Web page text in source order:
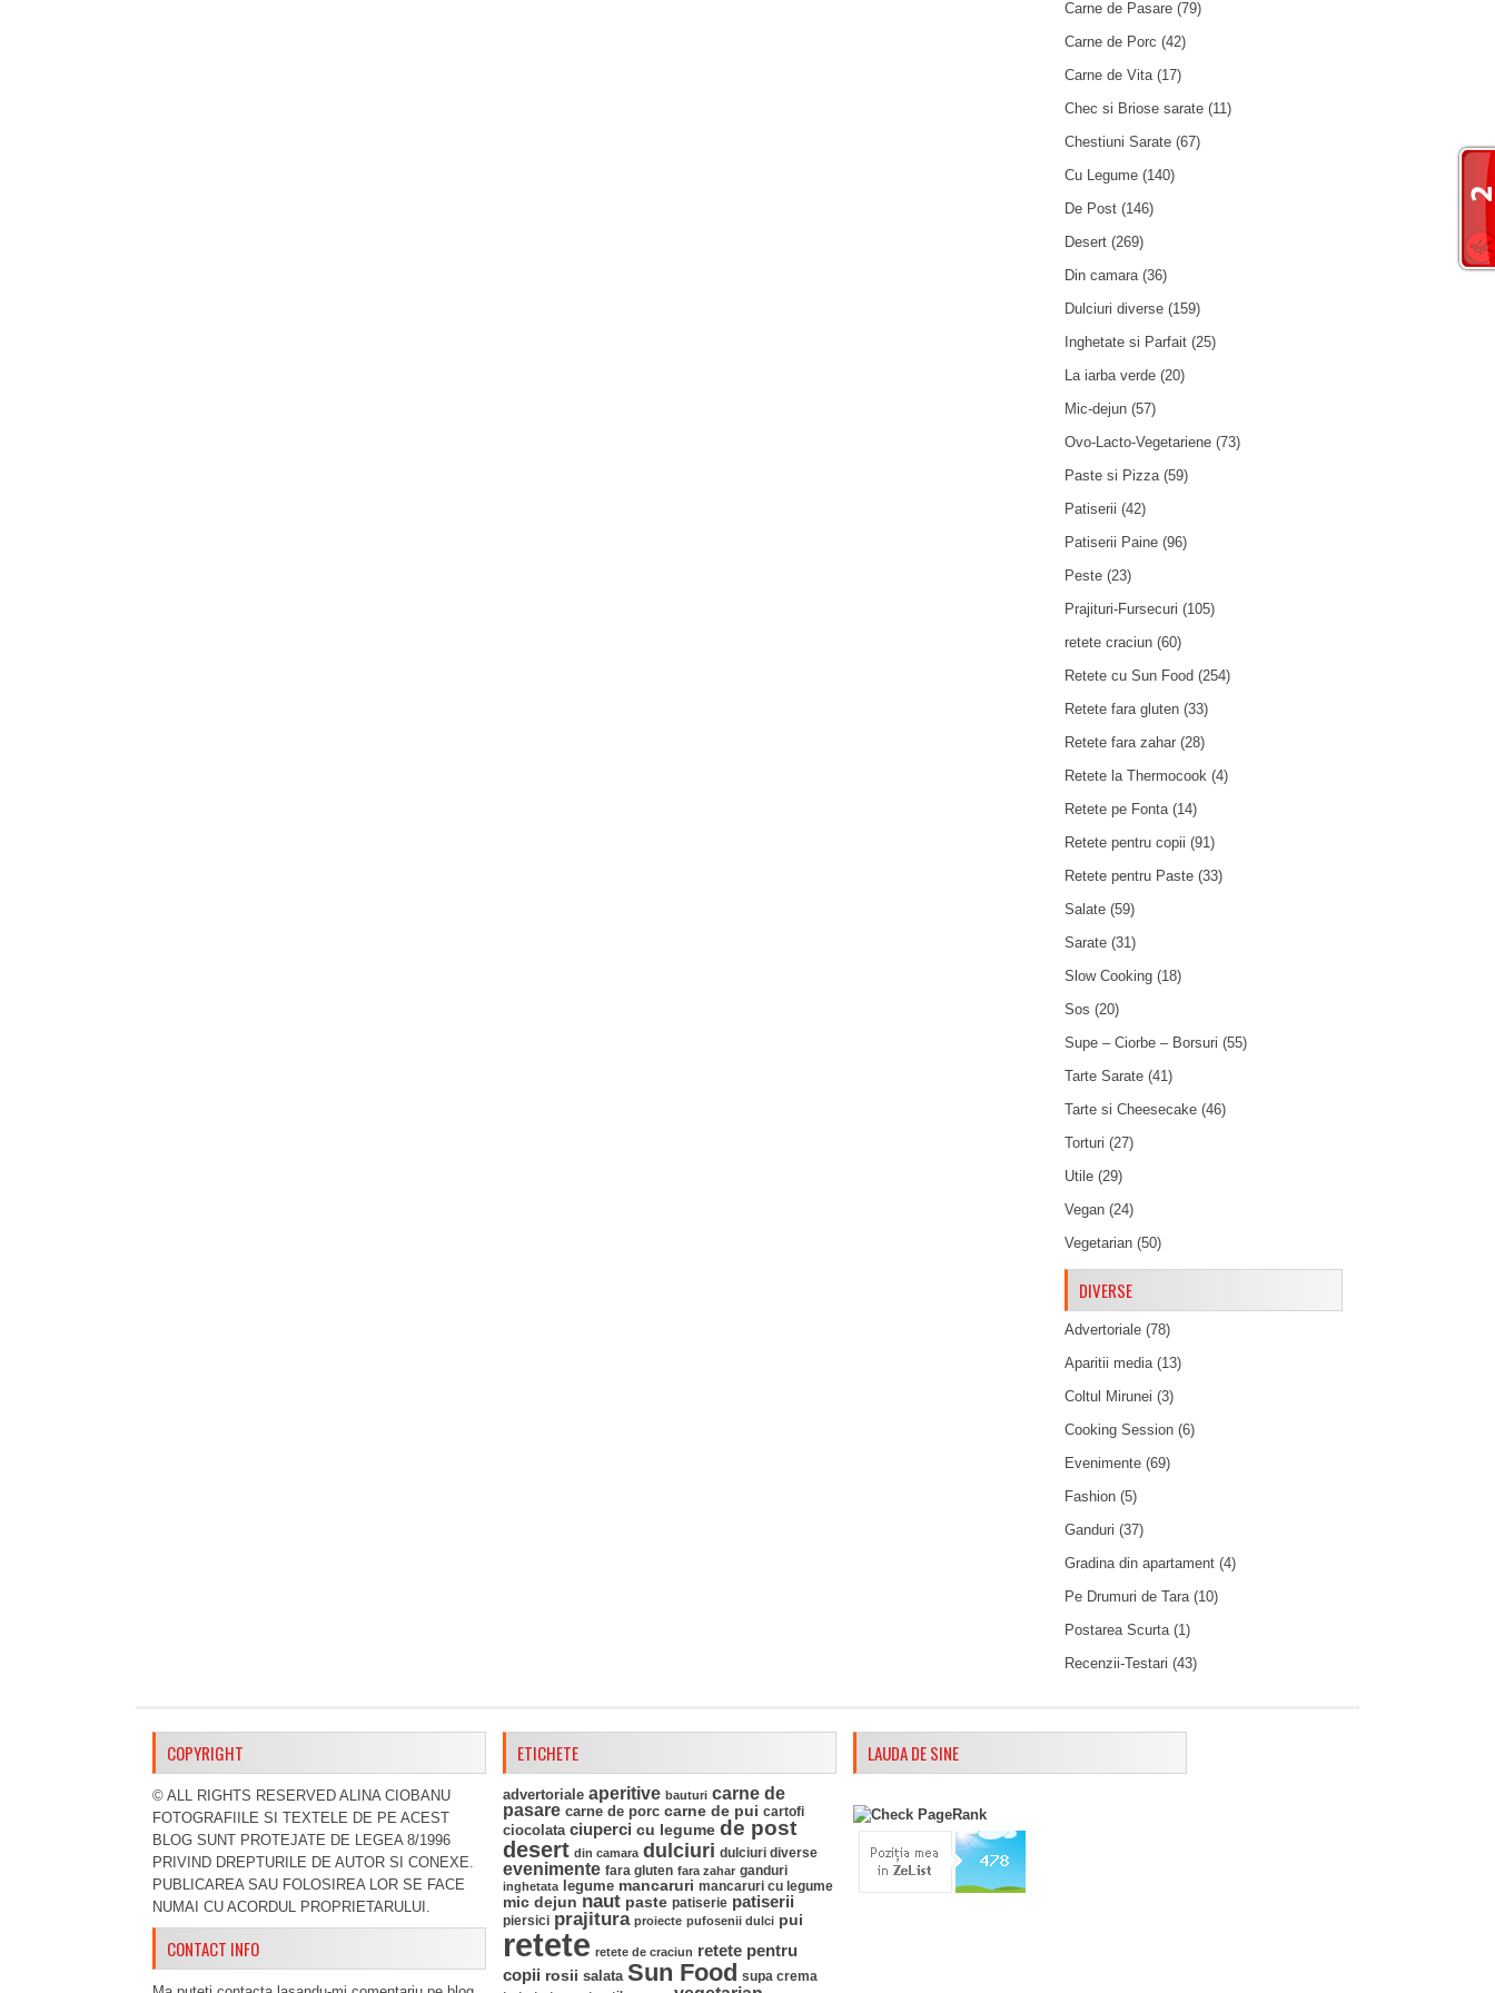
Carne de Pasare (79)
Carne de Porc (42)
Carne de Vita(17)
Chec si Briose sarate (11)
Chestiuni Sarate (67)
Cu Legume (140)
De Post (146)
Desert (269)
Din camara(36)
Dulciuri diverse (159)
Inghetate si Parfait (25)
La iarba verde (20)
Mic-dejun (57)
Ovo-Lacto-Vegetariene (73)
Paste si Pizza(59)
Patiserii (42)
Patiserii Paine (96)
Peste (23)
Prajituri-Fursecuri (105)
retete craciun (60)
Retete cu Sun Food (254)
Retete fara gluten (33)
Retete fara zahar (28)
Retete la Thermocook (4)
Retete pe Fonta(14)
Retete pentru copii (91)
Retete pentru Paste (33)
Salate (59)
Sarate (31)
Slow Cooking (18)
Sos (20)
Supe – Ciorbe – Borsuri (55)
Tarte Sarate (41)
Tarte si Cheesecake (46)
Torturi (27)
Utile (29)
Vegan (24)
Vegetarian (50)
DIVERSE
Advertoriale (78)
Aparitii media(13)
Coltul Mirunei (3)
Cooking Session (6)
Evenimente (69)
Fashion (5)
Ganduri (37)
Gradina din apartament (4)
Pe Drumuri de Tara(10)
Postarea Scurta(1)
Recenzii-Testari (43)
COPYRIGHT
© ALL RIGHTS RESERVED ALINA CIOBANU
FOTOGRAFIILE SI TEXTELE DE PE ACEST
BLOG SUNT PROTEJATE DE LEGEA 8/1996
PRIVIND DREPTURILE DE AUTOR SI CONEXE.
PUBLICAREA SAU FOLOSIREA LOR SE FACE
NUMAI CU ACORDUL PROPRIETARULUI.
CONTACT INFO
ETICHETE
advertoriale aperitive bauturi carne de
pasare carne de porc carne de pui cartofi
ciocolata ciuperci cu legume de post
desert din camara dulciuri dulciuri diverse
evenimente fara gluten fara zahar ganduri
inghetata legume mancaruri mancaruri cu legume
mic dejun naut paste patiserie patiserii
piersici prajitura proiecte pufosenii dulci pui
retete retete de craciun retete pentru
copii rosii salata Sun Food supa crema
LAUDA DE SINE